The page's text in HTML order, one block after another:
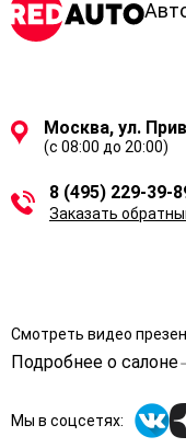
Москва, ул.
(с 08:00 до 20:00)
8 (495) 229-39-
Заказать
Смотреть видео
Подробнее о салоне
Мы в соцсетях: